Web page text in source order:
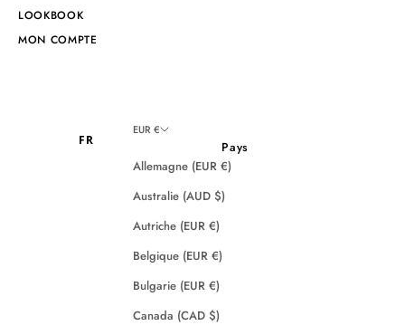
LOOKBOOK
MON COMPTE
FR
EUR €
Pays
Allemagne (EUR €)
Australie (AUD $)
Autriche (EUR €)
Belgique (EUR €)
Bulgarie (EUR €)
Canada (CAD $)